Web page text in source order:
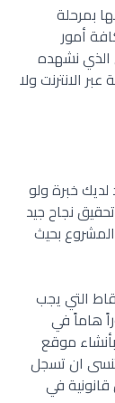
بمرحلة
أمور
الذي نشهده
الانترنت ولا
خبرة ولو
نجاح جيد
بحيث
التي يجب
هاماً في
موقع
تنسى ان تسجل
في